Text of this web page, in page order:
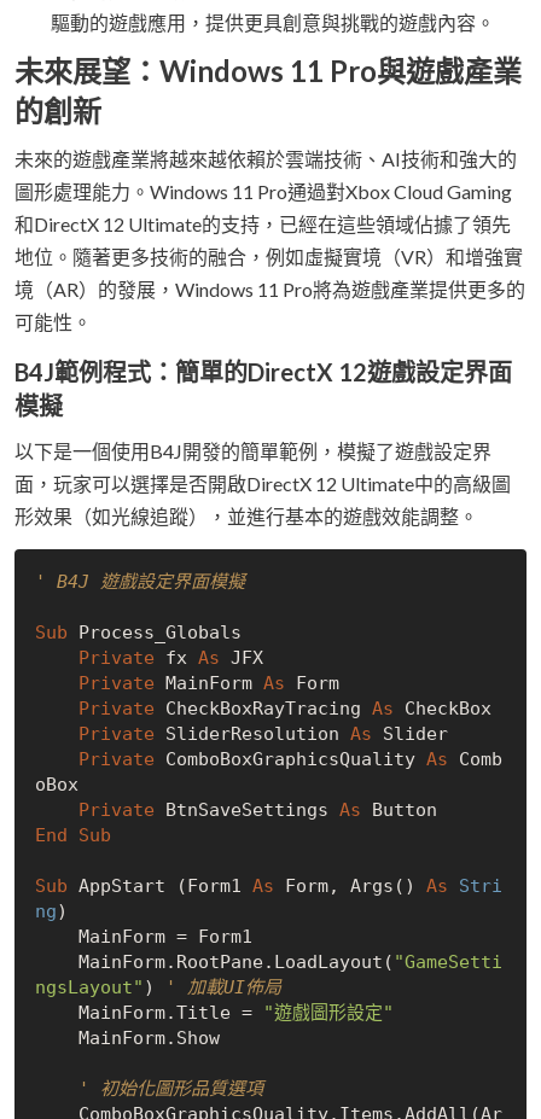
驅動的遊戲應用，提供更具創意與挑戰的遊戲內容。
未來展望：Windows 11 Pro與遊戲產業
的創新
未來的遊戲產業將越來越依賴於雲端技術、AI技術和強大的
圖形處理能力。Windows 11 Pro通過對Xbox Cloud Gaming
和DirectX 12 Ultimate的支持，已經在這些領域佔據了領先
地位。隨著更多技術的融合，例如虛擬實境（VR）和增強實
境（AR）的發展，Windows 11 Pro將為遊戲產業提供更多的
可能性。
B4J範例程式：簡單的DirectX 12遊戲設定界面
模擬
以下是一個使用B4J開發的簡單範例，模擬了遊戲設定界
面，玩家可以選擇是否開啟DirectX 12 Ultimate中的高級圖
形效果（如光線追蹤），並進行基本的遊戲效能調整。
' B4J 遊戲設定界面模擬
Sub Process_Globals
Private fx As JFX
Private MainForm As Form
Private CheckBoxRayTracing As CheckBox
Private SliderResolution As Slider
Private ComboBoxGraphicsQuality As Comb
oBox
Private BtnSaveSettings As
End
Sub
Sub AppStart (Form1 As Form, Args() As
Stri
ng)
    MainForm.RootPane.LoadLayout(
"GameSetti
ngsLayout" )
' 加載UI佈局
    MainForm.Title =
"遊戲圖形設定"
' 初始化圖形品質選項